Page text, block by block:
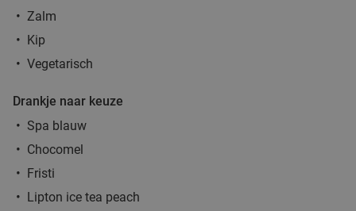
Di
Café/Restaurant Verheyden
Verkocht: 924
Zalm
Kip
Vegetarisch
Drankje naar keuze
Spa blauw
Chocomel
Fristi
Lipton ice tea peach